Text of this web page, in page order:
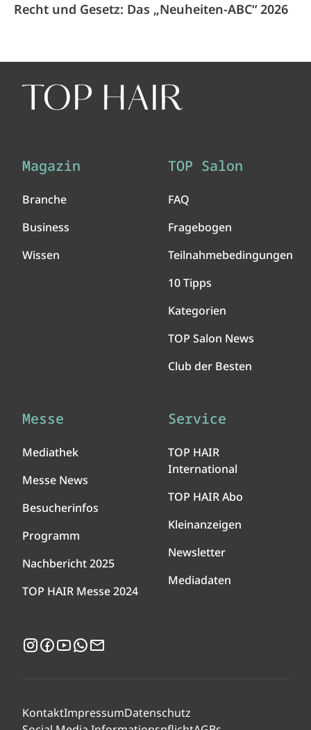
Recht und Gesetz: Das „Neuheiten-ABC“ 2026
Magazin
Branche
Business
Wissen
TOP Salon
FAQ
Fragebogen
Teilnahmebedingungen
10 Tipps
Kategorien
TOP Salon News
Club der Besten
Messe
Mediathek
Messe News
Besucherinfos
Programm
Nachbericht 2025
TOP HAIR Messe 2024
Service
TOP HAIR
International
TOP HAIR Abo
Kleinanzeigen
Newsletter
Mediadaten
Instagram
Facebook
YouTubeWhatsApp
KontaktImpressumDatenschutz